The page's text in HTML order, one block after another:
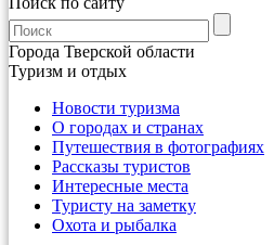
Города Тверской области
Туризм и отдых
Новости туризма
О городах и странах
Путешествия в фотографиях
Рассказы туристов
Интересные места
Туристу на заметку
Охота и рыбалка